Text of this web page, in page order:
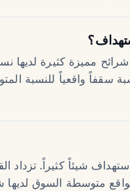
مميزة كثيرة لديها
سقفاً واقعياً للنسبة
شيئاً كثيراً. تزداد
متوسطة السوق لديها